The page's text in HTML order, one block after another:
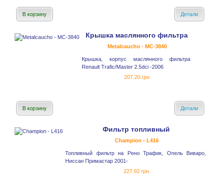
В корзину Детали
Крышка маслянного фильтра
Metalcaucho - MC-3840
Крышка, корпус маслянного фильтра
Renault Trafic/Master 2.5dci -2006
207.20 грн.
В корзину Детали
Фильтр топливный
Champion - L416
Топливный фильтр на Рено Трафик, Опель Виваро,
Ниссан Примастар 2001-
227.92 грн.